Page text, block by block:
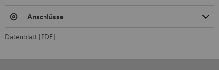
Anschlüsse
Datenblatt [PDF]